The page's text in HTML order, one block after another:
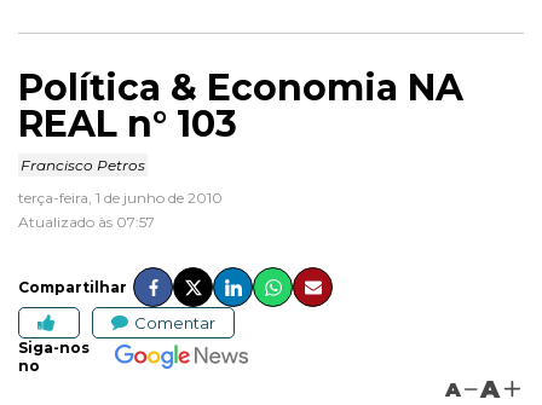
Política & Economia NA
REAL n° 103
Francisco Petros
terça-feira, 1 de junho de 2010
Atualizado às 07:57
Compartilhar
Comentar
Siga-nos
no
A A